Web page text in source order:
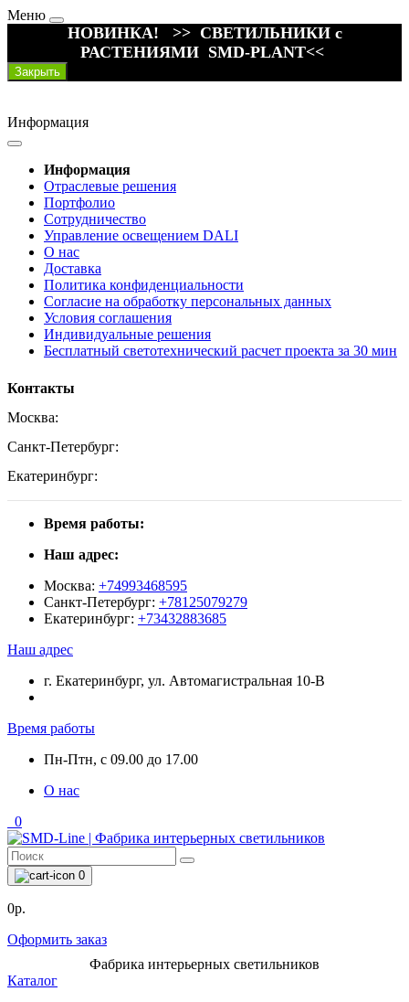
Меню
НОВИНКА! >> СВЕТИЛЬНИКИ с
РАСТЕНИЯМИ SMD-PLANT<<
Закрыть
Информация
Информация
Отраслевые решения
Портфолио
Сотрудничество
Управление освещением DALI
О нас
Доставка
Политика конфиденциальности
Согласие на обработку персональных данных
Условия соглашения
Индивидуальные решения
Бесплатный светотехнический расчет проекта за 30 мин
Контакты
Москва:
Санкт-Петербург:
Екатеринбург:
Время работы:
Наш адрес:
Москва: +74993468595
Санкт-Петербург: +78125079279
Екатеринбург: +73432883685
Наш адрес
г. Екатеринбург, ул. Автомагистральная 10-В
Время работы
Пн-Птн, с 09.00 до 17.00
О нас
0
0
0р.
Оформить заказ
Фабрика интерьерных светильников
Каталог